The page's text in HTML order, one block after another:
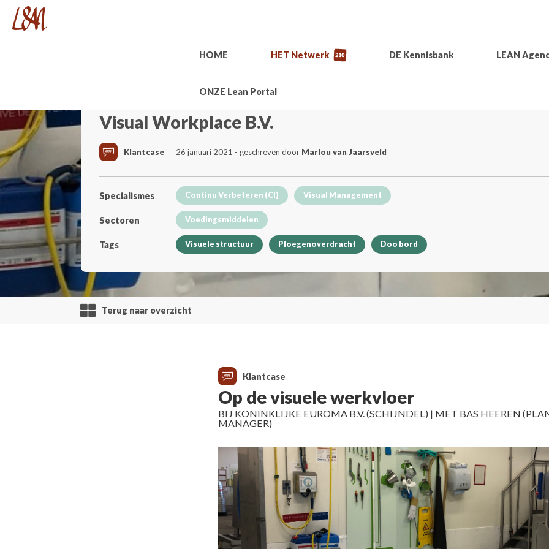
HOME HET Netwerk 210 DE Kennisbank LEAN
ONZE Lean Portal
Visual Workplace B.V.
Klantcase 26 januari 2021 - geschreven door Marlou van Jaarsveld
Specialismes Continu Verbeteren (CI) Visual Management
Sectoren Voedingsmiddelen
Tags Visuele structuur Ploegenoverdracht Doo bord
Terug naar overzicht
Klantcase
Op de visuele werkvloer
BIJ KONINKLIJKE EUROMA B.V. (SCHIJNDEL) | MET BAS HEEREN
MANAGER)